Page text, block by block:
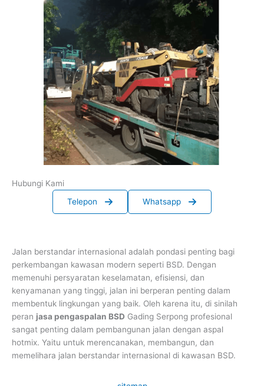
Hubungi Kami
Telepon
Whatsapp
Jalan berstandar internasional adalah pondasi penting bagi
perkembangan kawasan modern seperti BSD. Dengan
memenuhi persyaratan keselamatan, efisiensi, dan
kenyamanan yang tinggi, jalan ini berperan penting dalam
membentuk lingkungan yang baik. Oleh karena itu, di sinilah
peran jasa pengaspalan BSD Gading Serpong profesional
sangat penting dalam pembangunan jalan dengan aspal
hotmix. Yaitu untuk merencanakan, membangun, dan
memelihara jalan berstandar internasional di kawasan BSD.